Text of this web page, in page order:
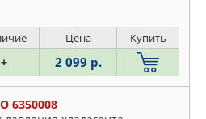
Цена Купить
+ 2 099 р.
6350008